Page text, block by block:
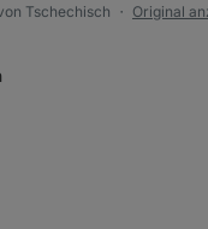
Tschechisch ●
Original